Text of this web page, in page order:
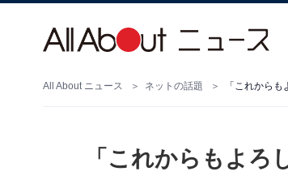
All About ニュース ネットの話題
「これからもよろ